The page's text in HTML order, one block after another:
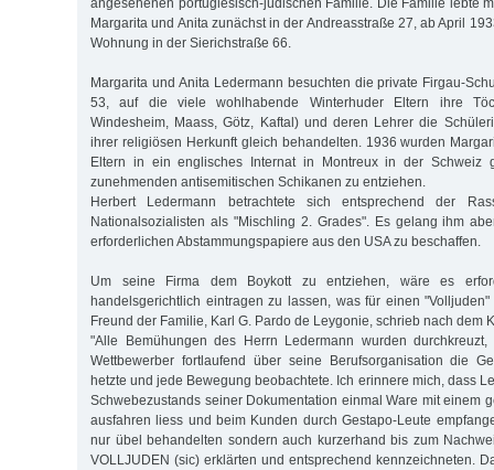
Margarita und Anita zunächst in der Andreasstraße 27, ab April
Wohnung in der Sierichstraße 66.
Margarita und Anita Ledermann besuchten die private Firgau-
53, auf die viele wohlhabende Winterhuder Eltern ihre
Windesheim, Maass, Götz, Kaftal) und deren Lehrer die
ihrer religiösen Herkunft gleich behandelten. 1936 wurden
Eltern in ein englisches Internat in Montreux in der Schweiz
zunehmenden antisemitischen Schikanen zu entziehen.
Herbert Ledermann betrachtete sich entsprechend der
Nationalsozialisten als "Mischling 2. Grades". Es gelang ihm
erforderlichen Abstammungspapiere aus den USA zu beschaffen.
Um seine Firma dem Boykott zu entziehen, wäre es
handelsgerichtlich eintragen zu lassen, was für einen
Freund der Familie, Karl G. Pardo de Leygonie, schrieb nach dem
"Alle Bemühungen des Herrn Ledermann wurden
Wettbewerber fortlaufend über seine Berufsorganisation die
hetzte und jede Bewegung beobachtete. Ich erinnere mich, dass
Schwebezustands seiner Dokumentation einmal Ware mit einem
ausfahren liess und beim Kunden durch Gestapo-Leute
nur übel behandelten sondern auch kurzerhand bis zum
VOLLJUDEN (sic) erklärten und entsprechend kennzeichneten.